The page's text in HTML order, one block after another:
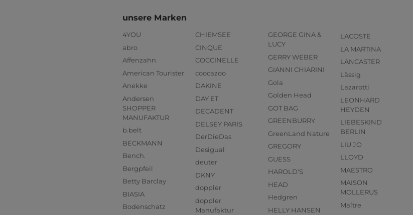
unsere Marken
4YOU
abro
Affenzahn
American Tourister
Anekke
Andersen
SHOPPER
MANUFAKTUR
b.belt
BECKMANN
Bench.
Bergpfeil
Betty Barclay
BIASIA
Bodenschatz
CHIEMSEE
CINQUE
COCCINELLE
coocazoo
DAKINE
DAY ET
DECADENT
DELSEY PARIS
DerDieDas
Desigual
deuter
DKNY
doppler
doppler
Manufaktur
GEORGE GINA &
LUCY
GERRY WEBER
GIANNI CHIARINI
Gola
Golden Head
GOT BAG
GREENBURRY
GreenLand Nature
GREGORY
GUESS
HAROLD'S
HEAD
Hedgren
HELLY HANSEN
LACOSTE
LA MARTINA
LANCASTER
Lässig
Lazarotti
LEONHARD
HEYDEN
LIEBESKIND
BERLIN
LIU JO
LLOYD
MAESTRO
MAISON
MOLLERUS
Maître